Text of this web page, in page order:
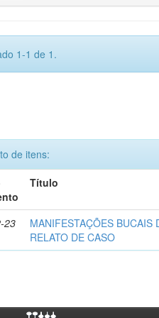
1-1 de 1.
de itens:
Título
23
MANIFESTAÇÕES BUCAIS
RELATO DE CASO